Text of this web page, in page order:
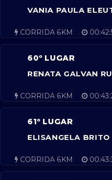
VANIA PAULA
CORRIDA 6KM
60º LUGAR
RENATA GALVAN
CORRIDA 6KM
61º LUGAR
ELISANGELA
CORRIDA 6KM